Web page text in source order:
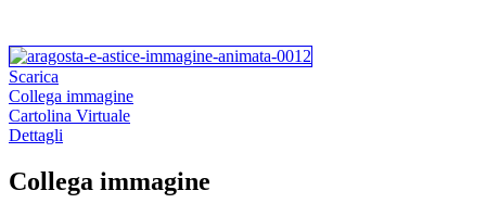
Scarica
Collega immagine
Cartolina Virtuale
Dettagli
Collega immagine